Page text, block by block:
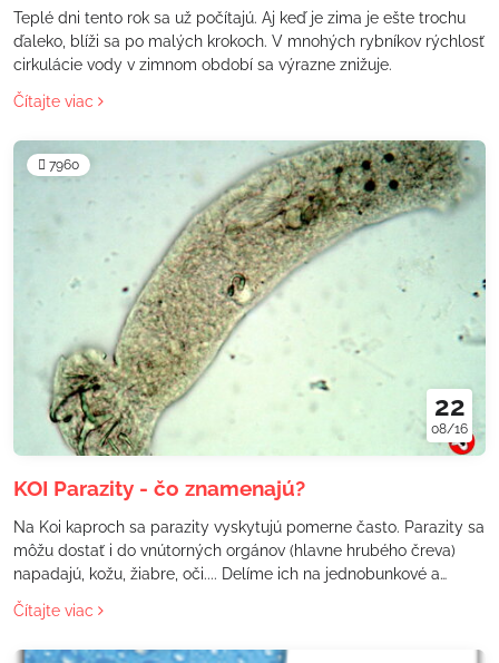
Teplé dni tento rok sa už počítajú. Aj keď je zima je ešte trochu
ďaleko, blíži sa po malých krokoch. V mnohých rybníkov rýchlosť
cirkulácie vody v zimnom období sa výrazne znižuje.
Čítajte viac
7960
22
08/16
KOI Parazity - čo znamenajú?
Na Koi kaproch sa parazity vyskytujú pomerne často. Parazity sa
môžu dostať i do vnútorných orgánov (hlavne hrubého čreva)
napadajú, kožu, žiabre, oči.... Delíme ich na jednobunkové a
mnohobunkové organizmy. Všetci zástupcovia jednotlivých
skupín sú štruktúrované inak, majú odlišný vývojový cyklus, a
Čítajte viac